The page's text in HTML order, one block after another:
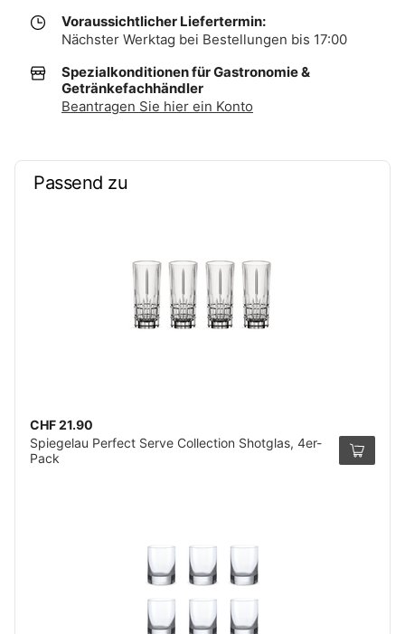
Voraussichtlicher Liefertermin:
Nächster Werktag bei Bestellungen bis 17:00
Spezialkonditionen für Gastronomie &
Getränkefachhändler
Beantragen Sie hier ein Konto
Passend zu
CHF 21.90
Spiegelau Perfect Serve Collection Shotglas, 4er-
Pack